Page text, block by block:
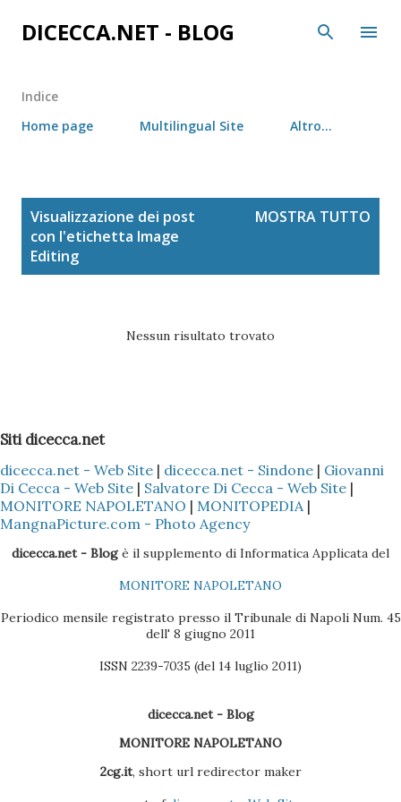
Passa ai contenuti principali
DICECCA.NET - BLOG
Indice
Home page
Multilingual Site Altro…
Visualizzazione dei post
con l'etichetta Image
Editing
MOSTRA TUTTO
Nessun risultato trovato
Siti dicecca.net
dicecca.net - Web Site | dicecca.net - Sindone | Giovanni
Di Cecca - Web Site | Salvatore Di Cecca - Web Site |
MONITORE NAPOLETANO | MONITOPEDIA|
MangnaPicture.com - Photo Agency
dicecca.net - Blogè il supplemento di Informatica Applicata del
MONITORE NAPOLETANO
Periodico mensile registrato presso il Tribunale di Napoli Num. 45
dell' 8 giugno 2011
ISSN 2239-7035 (del 14 luglio 2011)
dicecca.net - Blog
MONITORE NAPOLETANO
2cg.it, short url redirector maker